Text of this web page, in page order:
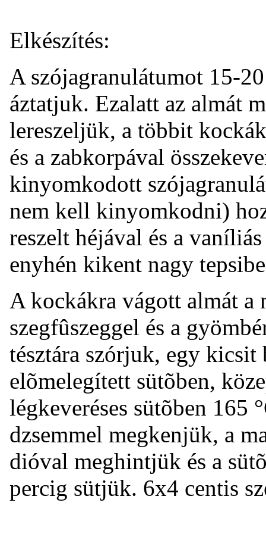
Elkészítés:
A szójagranulátumot 15-
áztatjuk. Ezalatt az almát
lereszeljük, a többit
és a zabkorpával
kinyomkodott
nem kell kinyomkodni)
reszelt héjával és a
enyhén kikent nagy
A kockákra vágott almát a
szegfûszeggel és a
tésztára szórjuk, egy
elõmelegített sütõben,
légkeveréses sütõben 165
dzsemmel megkenjük, a
dióval meghintjük és a
percig sütjük. 6x4 centis